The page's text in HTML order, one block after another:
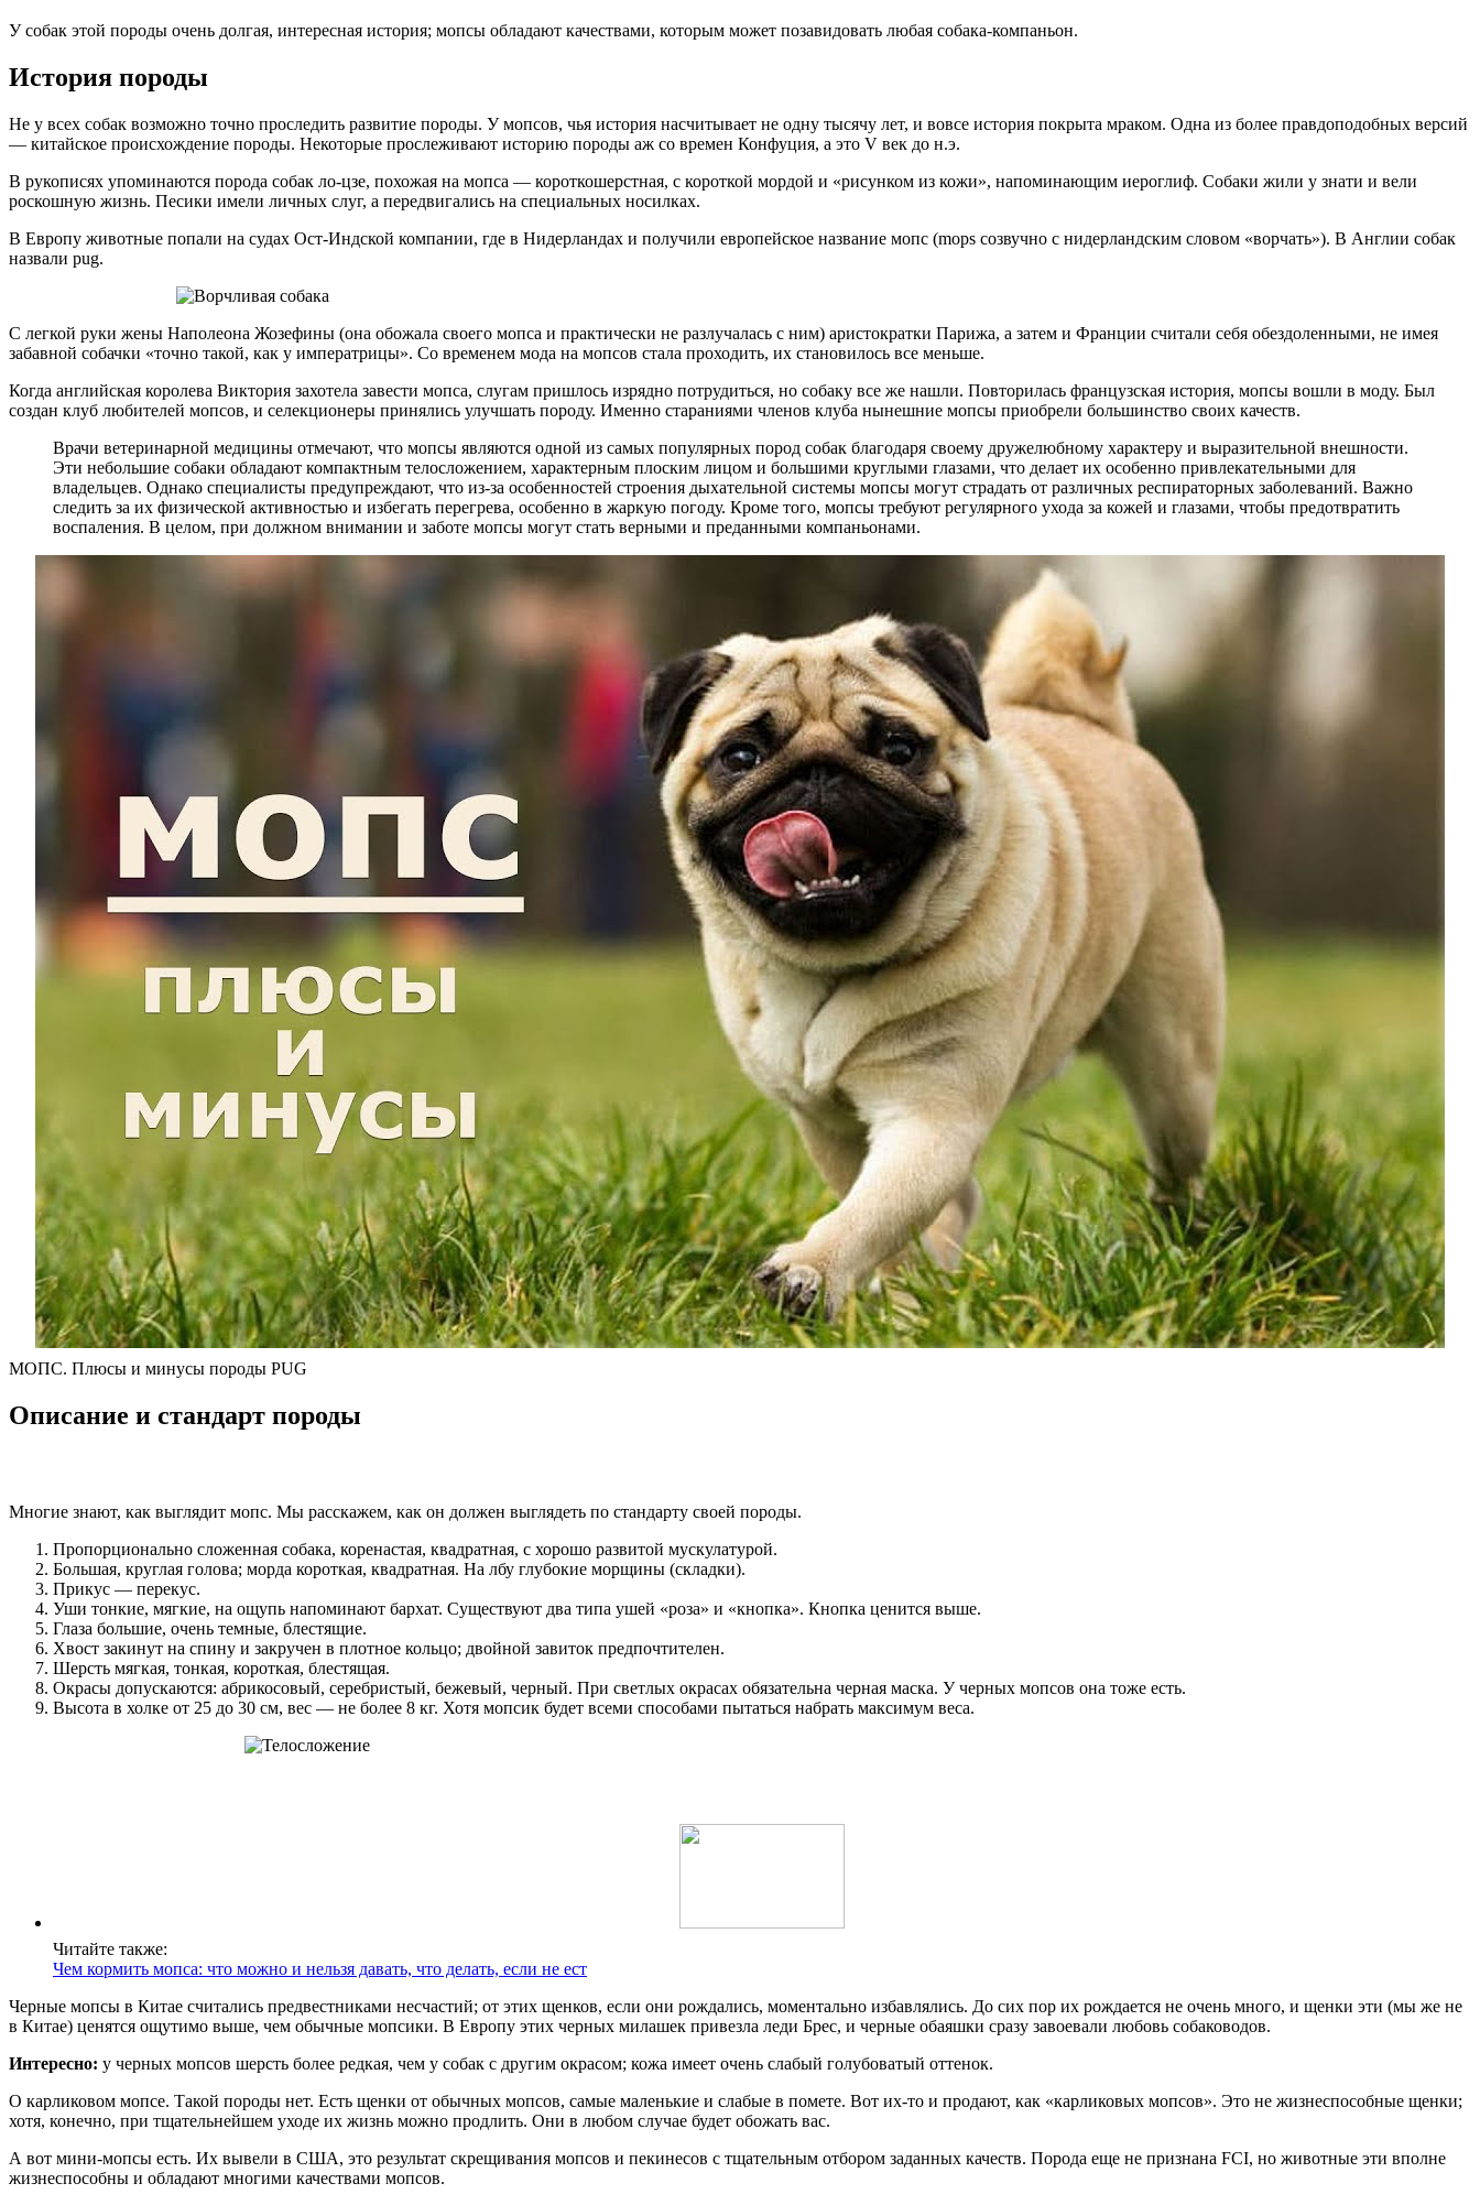
У собак этой породы очень долгая, интересная история; мопсы обладают качествами, которым может позавидовать любая собака-компаньон.
История породы
Не у всех собак возможно точно проследить развитие породы. У мопсов, чья история насчитывает не одну тысячу лет, и вовсе история покрыта мраком. Одна из более правдоподобных версий
— китайское происхождение породы. Некоторые прослеживают историю породы аж со времен Конфуция, а это V век до н.э.
В рукописях упоминаются порода собак ло-цзе, похожая на мопса — короткошерстная, с короткой мордой и «рисунком из кожи», напоминающим иероглиф. Собаки жили у знати и вели
роскошную жизнь. Песики имели личных слуг, а передвигались на специальных носилках.
В Европу животные попали на судах Ост-Индской компании, где в Нидерландах и получили европейское название мопс (mops созвучно с нидерландским словом «ворчать»). В Англии собак
назвали pug.
С легкой руки жены Наполеона Жозефины (она обожала своего мопса и практически не разлучалась с ним) аристократки Парижа, а затем и Франции считали себя обездоленными, не имея
забавной собачки «точно такой, как у императрицы». Со временем мода на мопсов стала проходить, их становилось все меньше.
Когда английская королева Виктория захотела завести мопса, слугам пришлось изрядно потрудиться, но собаку все же нашли. Повторилась французская история, мопсы вошли в моду. Был
создан клуб любителей мопсов, и селекционеры принялись улучшать породу. Именно стараниями членов клуба нынешние мопсы приобрели большинство своих качеств.
Врачи ветеринарной медицины отмечают, что мопсы являются одной из самых популярных пород собак благодаря своему дружелюбному характеру и выразительной внешности.
Эти небольшие собаки обладают компактным телосложением, характерным плоским лицом и большими круглыми глазами, что делает их особенно привлекательными для
владельцев. Однако специалисты предупреждают, что из-за особенностей строения дыхательной системы мопсы могут страдать от различных респираторных заболеваний. Важно
следить за их физической активностью и избегать перегрева, особенно в жаркую погоду. Кроме того, мопсы требуют регулярного ухода за кожей и глазами, чтобы предотвратить
воспаления. В целом, при должном внимании и заботе мопсы могут стать верными и преданными компаньонами.
МОПС. Плюсы и минусы породы PUG
Описание и стандарт породы
Многие знают, как выглядит мопс. Мы расскажем, как он должен выглядеть по стандарту своей породы.
Пропорционально сложенная собака, коренастая, квадратная, с хорошо развитой мускулатурой.
Большая, круглая голова; морда короткая, квадратная. На лбу глубокие морщины (складки).
Прикус — перекус.
Уши тонкие, мягкие, на ощупь напоминают бархат. Существуют два типа ушей «роза» и «кнопка». Кнопка ценится выше.
Глаза большие, очень темные, блестящие.
Хвост закинут на спину и закручен в плотное кольцо; двойной завиток предпочтителен.
Шерсть мягкая, тонкая, короткая, блестящая.
Окрасы допускаются: абрикосовый, серебристый, бежевый, черный. При светлых окрасах обязательна черная маска. У черных мопсов она тоже есть.
Высота в холке от 25 до 30 см, вес — не более 8 кг. Хотя мопсик будет всеми способами пытаться набрать максимум веса.
Читайте также:
Чем кормить мопса: что можно и нельзя давать, что делать, если не ест
Черные мопсы в Китае считались предвестниками несчастий; от этих щенков, если они рождались, моментально избавлялись. До сих пор их рождается не очень много, и щенки эти (мы же не
в Китае) ценятся ощутимо выше, чем обычные мопсики. В Европу этих черных милашек привезла леди Брес, и черные обаяшки сразу завоевали любовь собаководов.
Интересно: у черных мопсов шерсть более редкая, чем у собак с другим окрасом; кожа имеет очень слабый голубоватый оттенок.
О карликовом мопсе. Такой породы нет. Есть щенки от обычных мопсов, самые маленькие и слабые в помете. Вот их-то и продают, как «карликовых мопсов». Это не жизнеспособные щенки;
хотя, конечно, при тщательнейшем уходе их жизнь можно продлить. Они в любом случае будет обожать вас.
А вот мини-мопсы есть. Их вывели в США, это результат скрещивания мопсов и пекинесов с тщательным отбором заданных качеств. Порода еще не признана FCI, но животные эти вполне
жизнеспособны и обладают многими качествами мопсов.